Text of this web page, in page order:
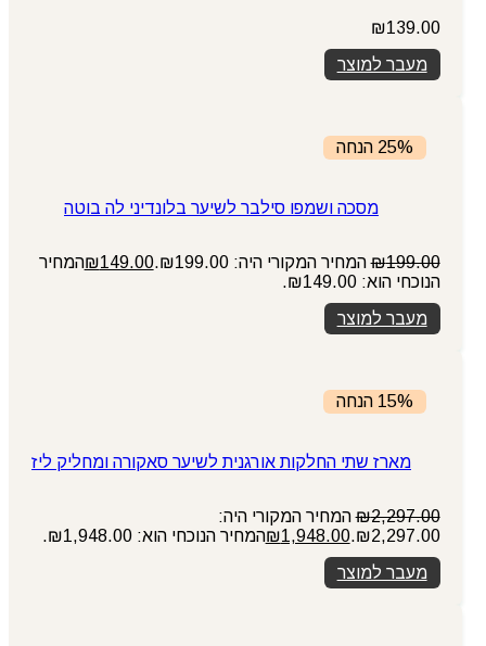
₪139.00
מעבר למוצר
25% הנחה
מסכה ושמפו סילבר לשיער בלונדיני לה בוטה
₪199.00 המחיר המקורי היה: ₪199.00. ₪149.00
המחיר
הנוכחי הוא: ₪149.00.
מעבר למוצר
15% הנחה
מארז שתי החלקות אורגנית לשיער סאקורה ומחליק ליז
₪2,297.00
המחיר המקורי היה:
₪2,297.00.
₪1,948.00
המחיר הנוכחי הוא: ₪1,948.00.
מעבר למוצר